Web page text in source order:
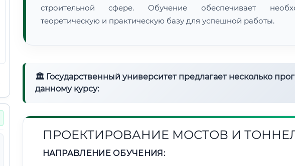
строительной сфере. Обучение обеспечивает
теоретическую и практическую базу для успешной работы.
🏛 Государственный университет предлагает несколько
данному курсу:
ПРОЕКТИРОВАНИЕ МОСТОВ И
НАПРАВЛЕНИЕ ОБУЧЕНИЯ: